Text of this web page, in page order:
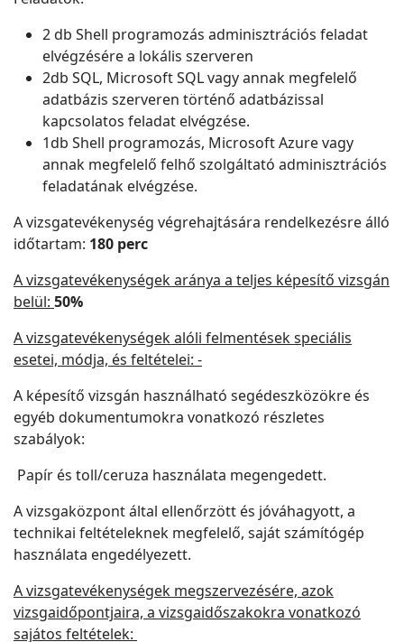
2 db Shell programozás adminisztrációs feladat
elvégzésére a lokális szerveren
2db SQL, Microsoft SQL vagy annak megfelelő
adatbázis szerveren történő adatbázissal
kapcsolatos feladat elvégzése.
1db Shell programozás, Microsoft Azure vagy
annak megfelelő felhő szolgáltató adminisztrációs
feladatának elvégzése.
A vizsgatevékenység végrehajtására rendelkezésre álló
időtartam: 180 perc
A vizsgatevékenységek aránya a teljes képesítő vizsgán
belül: 50%
A vizsgatevékenységek alóli felmentések speciális
esetei, módja, és feltételei: -
A képesítő vizsgán használható segédeszközökre és
egyéb dokumentumokra vonatkozó részletes
szabályok:
Papír és toll/ceruza használata megengedett.
A vizsgaközpont által ellenőrzött és jóváhagyott, a
technikai feltételeknek megfelelő, saját számítógép
használata engedélyezett.
A vizsgatevékenységek megszervezésére, azok
vizsgaidőpontjaira, a vizsgaidőszakokra vonatkozó
sajátos feltételek: